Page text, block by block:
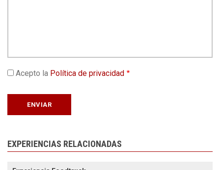
Acepto la Política de privacidad
EXPERIENCIAS RELACIONADAS